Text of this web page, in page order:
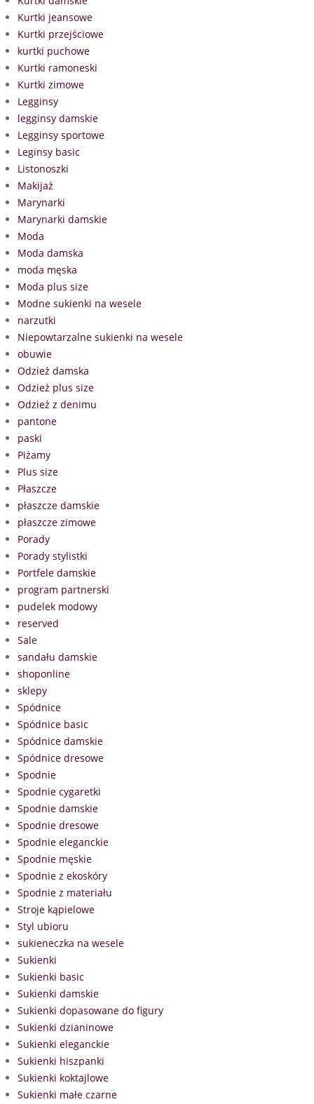
Kurtki jeansowe
Kurtki przejściowe
kurtki puchowe
Kurtki ramoneski
Kurtki zimowe
Legginsy
legginsy damskie
Legginsy sportowe
Leginsy basic
Listonoszki
Makijaż
Marynarki
Marynarki damskie
Moda
Moda damska
moda męska
Moda plus size
Modne sukienki na wesele
narzutki
Niepowtarzalne sukienki na wesele
obuwie
Odzież damska
Odzież plus size
Odzież z denimu
pantone
paski
Piżamy
Plus size
Płaszcze
płaszcze damskie
płaszcze zimowe
Porady
Porady stylistki
Portfele damskie
program partnerski
pudelek modowy
reserved
Sale
sandału damskie
shoponline
sklepy
Spódnice
Spódnice basic
Spódnice damskie
Spódnice dresowe
Spodnie
Spodnie cygaretki
Spodnie damskie
Spodnie dresowe
Spodnie eleganckie
Spodnie męskie
Spodnie z ekoskóry
Spodnie z materiału
Stroje kąpielowe
Styl ubioru
sukieneczka na wesele
Sukienki
Sukienki basic
Sukienki damskie
Sukienki dopasowane do figury
Sukienki dzianinowe
Sukienki eleganckie
Sukienki hiszpanki
Sukienki koktajlowe
Sukienki małe czarne